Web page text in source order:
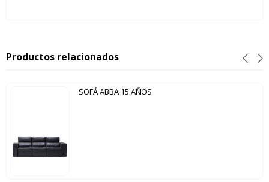
Productos relacionados
SOFÁ ABBA 15 AÑOS